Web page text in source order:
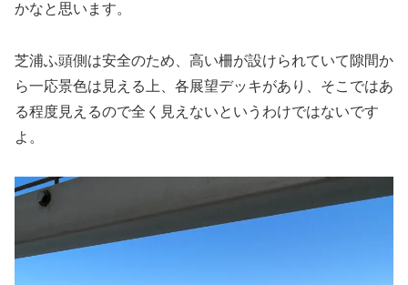
かなと思います。
芝浦ふ頭側は安全のため、高い柵が設けられていて隙間か
ら一応景色は見える上、各展望デッキがあり、そこではあ
る程度見えるので全く見えないというわけではないです
よ。